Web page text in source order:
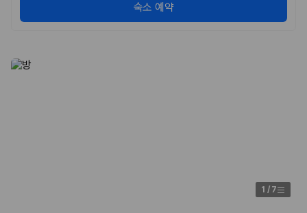
숙소 예약
1 / 7